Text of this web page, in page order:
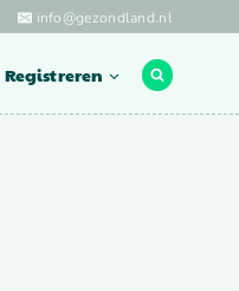
info@gezondland.nl
Registreren